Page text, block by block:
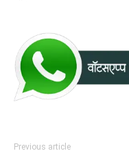
Previous article